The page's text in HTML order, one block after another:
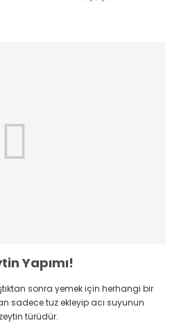
Yapımı!
sonra yemek için herhangi bir
sadece tuz ekleyip acı suyunun
türüdür.